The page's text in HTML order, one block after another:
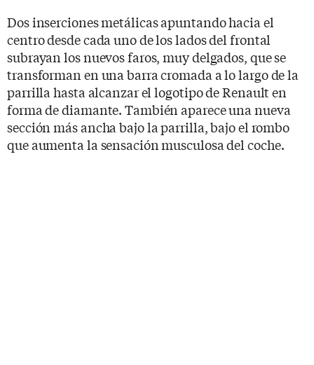
Dos inserciones metálicas apuntando hacia el
centro desde cada uno de los lados del frontal
subrayan los nuevos faros, muy delgados, que se
transforman en una barra cromada a lo largo de la
parrilla hasta alcanzar el logotipo de Renault en
forma de diamante. También aparece una nueva
sección más ancha bajo la parrilla, bajo el rombo
que aumenta la sensación musculosa del coche.